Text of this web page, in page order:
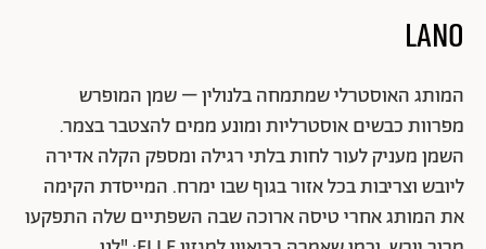
המותג האוסטרלי שמתמחה בלנולין – שמן המופרש
מפרוות כבשים אוסטרליות ומונע ממים להצטבר בצמר.
השמן מעניק לעור לחות בלתי רגילה ומספק הקלה אדירה
ליובש וצריבות בכל אזור בגוף שבו ימרח. המייסדת הקימה
את המותג אחרי טיסה ארוכה שבה השפתיים שלה התפקעו